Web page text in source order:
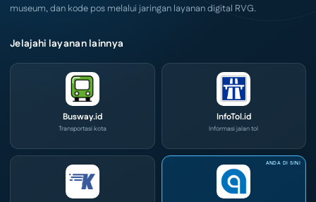
museum, dan kode pos melalui jaringan layanan digital RVG.
Jelajahi layanan lainnya
Busway.id
Transportasi kota
InfoTol.id
Informasi jalan tol